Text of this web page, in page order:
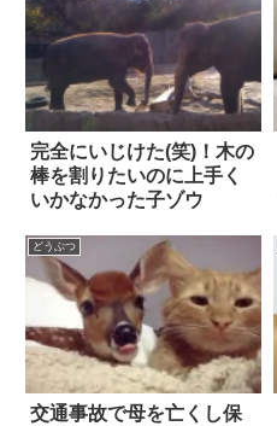
完全にいじけた(笑)！木の
棒を割りたいのに上手く
いかなかった子ゾウ
どうぶつ
交通事故で母を亡くし保